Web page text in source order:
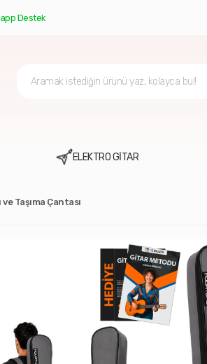
Destek
ELEKTRO GİTAR
ve Taşıma Çantası